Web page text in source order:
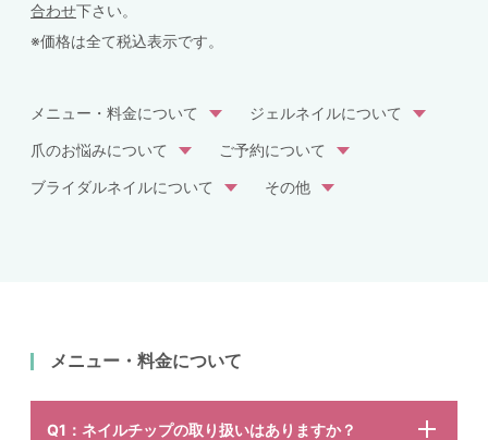
合わせ下さい。
※価格は全て税込表示です。
メニュー・料金について
ジェルネイルについて
爪のお悩みについて
ご予約について
ブライダルネイルについて
その他
メニュー・料金について
Q1：ネイルチップの取り扱いはありますか？